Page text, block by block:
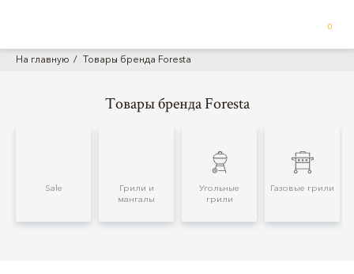
0
На главную Товары бренда Foresta
Товары бренда Foresta
Sale
Грили и
мангалы
Угольные
грили
Газовые грили